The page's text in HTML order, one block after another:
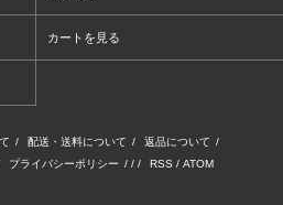
カートを見る
/ 配送・送料について / 返品について /
プライバシーポリシー / / / RSS / ATOM